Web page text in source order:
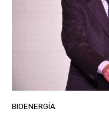
BIOENERGÍA